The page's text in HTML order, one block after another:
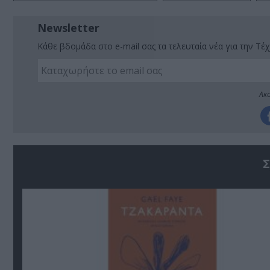
Newsletter
Κάθε βδομάδα στο e-mail σας τα τελευταία νέα για την